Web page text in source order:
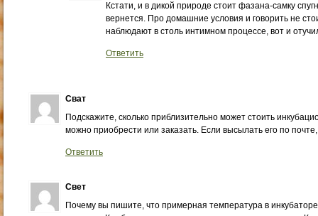
Кстати, и в дикой природе стоит фазана-самку
вернется. Про домашние условия и говорить не
наблюдают в столь интимном процессе, вот и
Ответить
Сват
Подскажите, сколько приблизительно может стоить
можно приобрести или заказать. Если высылать его по
Ответить
Свет
Почему вы пишите, что примерная температура в